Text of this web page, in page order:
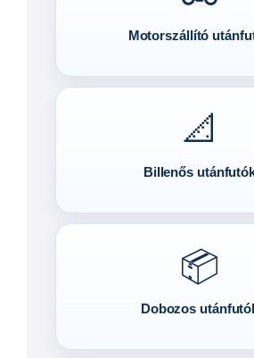
Motorszállító
📐
Billenős
📦
Dobozos